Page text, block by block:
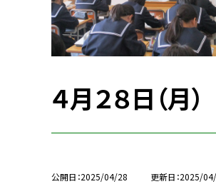
４月２８日（月
公開日 2025/04/28 更新日 2025/